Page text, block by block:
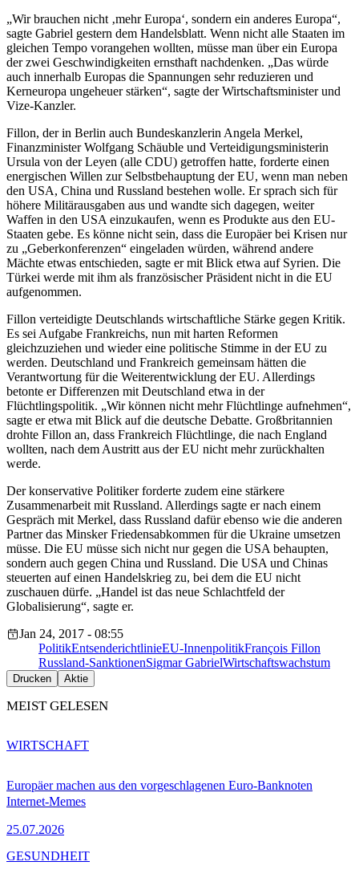
„Wir brauchen nicht ‚mehr Europa‘, sondern ein anderes Europa“,
sagte Gabriel gestern dem Handelsblatt. Wenn nicht alle Staaten im
gleichen Tempo vorangehen wollten, müsse man über ein Europa
der zwei Geschwindigkeiten ernsthaft nachdenken. „Das würde
auch innerhalb Europas die Spannungen sehr reduzieren und
Kerneuropa ungeheuer stärken“, sagte der Wirtschaftsminister und
Vize-Kanzler.
Fillon, der in Berlin auch Bundeskanzlerin Angela Merkel,
Finanzminister Wolfgang Schäuble und Verteidigungsministerin
Ursula von der Leyen (alle CDU) getroffen hatte, forderte einen
energischen Willen zur Selbstbehauptung der EU, wenn man neben
den USA, China und Russland bestehen wolle. Er sprach sich für
höhere Militärausgaben aus und wandte sich dagegen, weiter
Waffen in den USA einzukaufen, wenn es Produkte aus den EU-
Staaten gebe. Es könne nicht sein, dass die Europäer bei Krisen nur
zu „Geberkonferenzen“ eingeladen würden, während andere
Mächte etwas entschieden, sagte er mit Blick etwa auf Syrien. Die
Türkei werde mit ihm als französischer Präsident nicht in die EU
aufgenommen.
Fillon verteidigte Deutschlands wirtschaftliche Stärke gegen Kritik.
Es sei Aufgabe Frankreichs, nun mit harten Reformen
gleichzuziehen und wieder eine politische Stimme in der EU zu
werden. Deutschland und Frankreich gemeinsam hätten die
Verantwortung für die Weiterentwicklung der EU. Allerdings
betonte er Differenzen mit Deutschland etwa in der
Flüchtlingspolitik. „Wir können nicht mehr Flüchtlinge aufnehmen“,
sagte er etwa mit Blick auf die deutsche Debatte. Großbritannien
drohte Fillon an, dass Frankreich Flüchtlinge, die nach England
wollten, nach dem Austritt aus der EU nicht mehr zurückhalten
werde.
Der konservative Politiker forderte zudem eine stärkere
Zusammenarbeit mit Russland. Allerdings sagte er nach einem
Gespräch mit Merkel, dass Russland dafür ebenso wie die anderen
Partner das Minsker Friedensabkommen für die Ukraine umsetzen
müsse. Die EU müsse sich nicht nur gegen die USA behaupten,
sondern auch gegen China und Russland. Die USA und Chinas
steuerten auf einen Handelskrieg zu, bei dem die EU nicht
zuschauen dürfe. „Handel ist das neue Schlachtfeld der
Globalisierung“, sagte er.
Jan 24, 2017 - 08:55
PolitikEntsenderichtlinieEU-InnenpolitikFrançois Fillon
Russland-SanktionenSigmar GabrielWirtschaftswachstum
Drucken Aktie
MEIST GELESEN
Europäer machen aus den vorgeschlagenen Euro-Banknoten
Internet-Memes
25.07.2026
WIRTSCHAFT
GESUNDHEIT